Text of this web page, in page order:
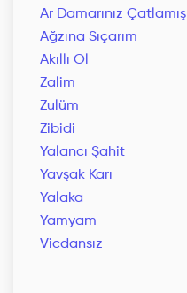
Ar Damarınız Çatlamış
Ağzına Sıçarım
Akıllı Ol
Zalim
Zulüm
Zibidi
Yalancı Şahit
Yavşak Karı
Yalaka
Yamyam
Vicdansız